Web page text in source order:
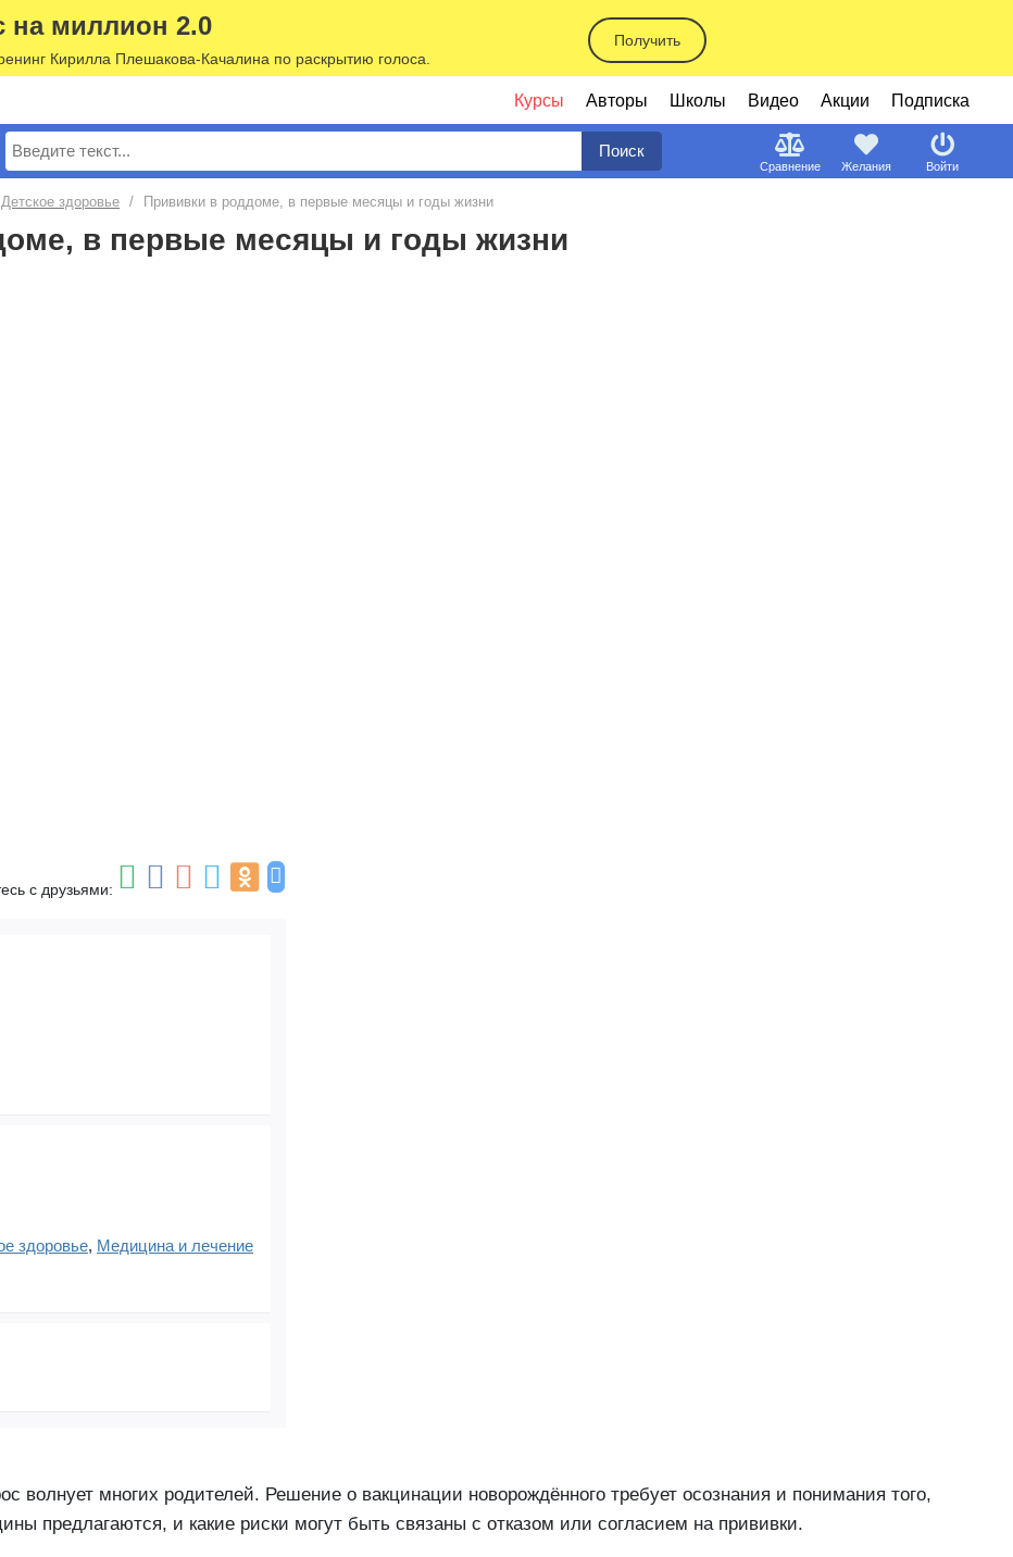
на миллион 2.0
Кирилла Плешакова-Качалина по раскрытию голоса.
Получить
Курсы Авторы Школы Видео Акции Подписка
Поиск Поиск
Сравнение Желания Войти
Детское здоровье / Прививки в роддоме, в первые месяцы и годы жизни
в первые месяцы и годы жизни
с друзьями:
здоровье, Медицина и лечение
волнует многих родителей. Решение о вакцинации новорождённого требует осознания и понимания того,
предлагаются, и какие риски могут быть связаны с отказом или согласием на прививки.